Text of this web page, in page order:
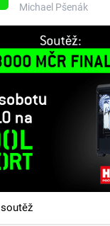
Michael Pšenák